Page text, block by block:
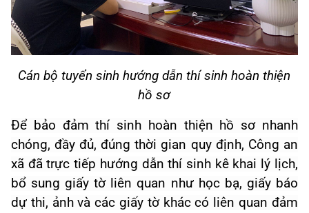
Cán bộ tuyển sinh hướng dẫn thí sinh hoàn thiện
hồ sơ
Để bảo đảm thí sinh hoàn thiện hồ sơ nhanh
chóng,đầy đủ, đúng thời gian quy định, Công an
xã đã trực tiếp hướng dẫnthí sinh kê khai lý lịch,
bổ sung giấy tờ liên quan như học bạ, giấy báo
dự thi, ảnhvà các giấy tờ khác có liên quan đảm